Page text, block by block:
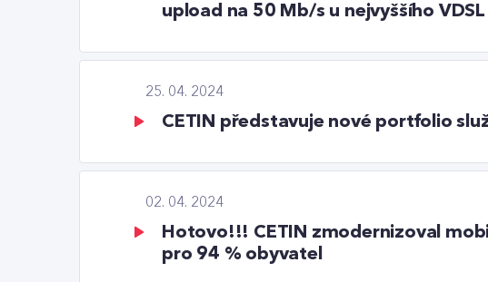
upload na 50 Mb/s u nejvyššího
25. 04. 2024
CETIN představuje nové portfolio
02. 04. 2024
Hotovo!!! CETIN zmodernizoval
pro 94 % obyvatel